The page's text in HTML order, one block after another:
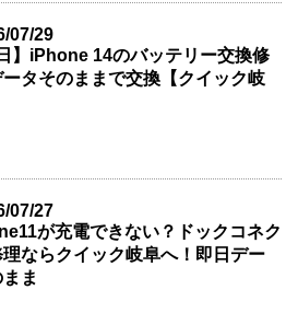
07/29
】iPhone 14のバッテリー交換修
タそのままで交換【クイック岐
07/27
が充電できない？ドックコネク
理ならクイック岐阜へ！即日デー
ま